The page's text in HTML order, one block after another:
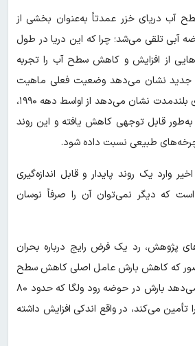
آب دریای خزر عمدتاً به‌عنوان بخشی از
آبی تلقی می‌شد؛ چرا که این دریا در طول
از افزایش و کاهش سطح آب را تجربه
جدید نشان می‌دهد وضعیت فعلی ماهیت
متفاوتی دارد. تحلیل‌های بلندمدت نشان می‌دهد از اواسط دهه ۱۹۹۰،
قابل توجهی کاهش یافته و این روند
چرخه‌های طبیعی نسبت داده شود.
وارد یک روند پایدار و قابل اندازه‌گیری
که دیگر نمی‌توان آن را صرفاً نوسان
پژوهش، رد یک فرض رایج درباره بحران
که کاهش بارش عامل اصلی کاهش سطح
آب است، داده‌ها نشان می‌دهد بارش در حوضه رود ولگا که حدود ۸۰
تأمین می‌کند، در واقع اندکی افزایش داشته